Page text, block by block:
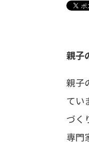
親子
親子
てい
づく
専門